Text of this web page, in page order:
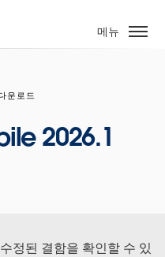
메뉴
운로드
2026.1
정된 결함을 확인할 수 있